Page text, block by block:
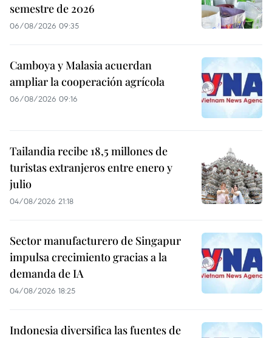
semestre de 2026
06/08/2026 09:35
Camboya y Malasia acuerdan
ampliar la cooperación agrícola
06/08/2026 09:16
Tailandia recibe 18,5 millones de
turistas extranjeros entre enero y
julio
04/08/2026 21:18
Sector manufacturero de Singapur
impulsa crecimiento gracias a la
demanda de IA
04/08/2026 18:25
Indonesia diversifica las fuentes de